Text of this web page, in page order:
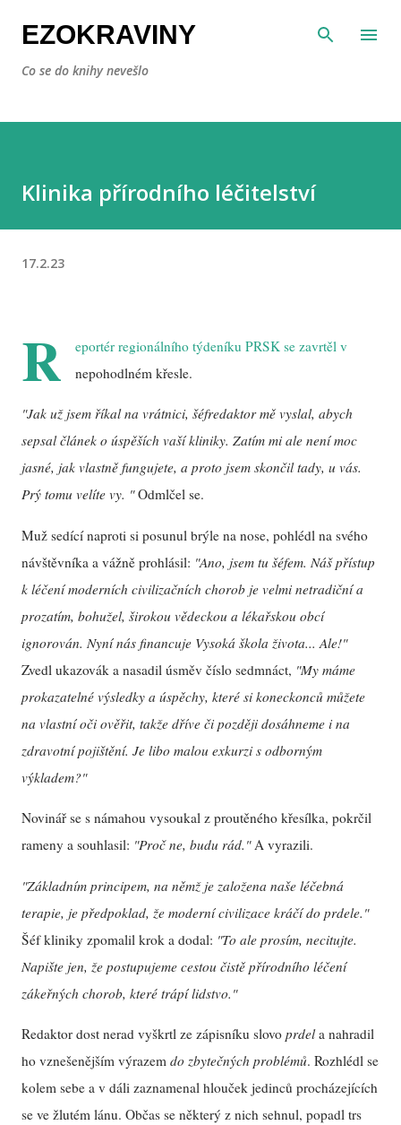
Přeskočit na hlavní obsah
EZOKRAVINY
Co se do knihy nevešlo
Klinika přírodního léčitelství
17.2.23
R
eportér regionálního týdeníku PRSK se zavrtěl v
nepohodlném křesle.
"Jak už jsem říkal na vrátnici, šéfredaktor mě vyslal, abych
sepsal článek o úspěších vaší kliniky. Zatím mi ale není moc
jasné, jak vlastně fungujete, a proto jsem skončil tady, u vás.
Prý tomu velíte vy. "Odmlčel se.
Muž sedící naproti si posunul brýle na nose, pohlédl na svého
návštěvníka a vážně prohlásil: "Ano, jsem tu šéfem. Náš přístup
k léčení moderních civilizačních chorob je velmi netradiční a
prozatím, bohužel, širokou vědeckou a lékařskou obcí
ignorován. Nyní nás financuje Vysoká škola života... Ale!"
Zvedl ukazovák a nasadil úsměv číslo sedmnáct, "My máme
prokazatelné výsledky a úspěchy, které si koneckonců můžete
na vlastní oči ověřit, takže dříve či později dosáhneme i na
zdravotní pojištění. Je libo malou exkurzi s odborným
výkladem?"
Novinář se s námahou vysoukal z proutěného křesílka, pokrčil
rameny a souhlasil: "Proč ne, budu rád."A vyrazili.
"Základním principem, na němž je založena naše léčebná
terapie, je předpoklad, že moderní civilizace kráčí do prdele."
Šéf kliniky zpomalil krok a dodal: "To ale prosím, necitujte.
Napište jen, že postupujeme cestou čistě přírodního léčení
zákeřných chorob, které trápí lidstvo."
Redaktor dost nerad vyškrtl ze zápisníku slovo prdela nahradil
ho vznešenějším výrazem do zbytečných problémů. Rozhlédl se
kolem sebe a v dáli zaznamenal hlouček jedinců procházejících
se ve žlutém lánu. Občas se některý z nich sehnul, popadl trs